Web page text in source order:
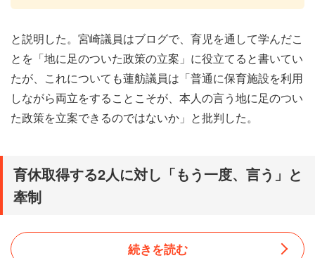
と説明した。宮崎議員はブログで、育児を通して学んだこ
とを「地に足のついた政策の立案」に役立てると書いてい
たが、これについても蓮舫議員は「普通に保育施設を利用
しながら両立をすることこそが、本人の言う地に足のつい
た政策を立案できるのではないか」と批判した。
育休取得する2人に対し「もう一度、言う」と
牽制
続きを読む